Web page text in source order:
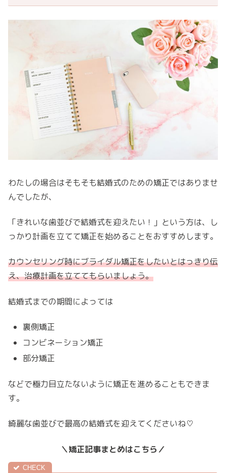
わたしの場合はそもそも結婚式のための矯正ではありませ
んでしたが、
「きれいな歯並びで結婚式を迎えたい！」という方は、し
っかり計画を立てて矯正を始めることをおすすめします。
カウンセリング時にブライダル矯正をしたいとはっきり伝
え、治療計画を立ててもらいましょう。
結婚式までの期間によっては
裏側矯正
コンビネーション矯正
部分矯正
などで極力目立たないように矯正を進めることもできま
す。
綺麗な歯並びで最高の結婚式を迎えてくださいね♡
＼矯正記事まとめはこちら／